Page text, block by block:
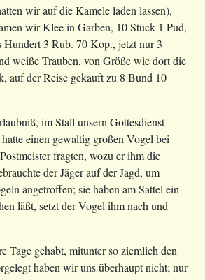
wir auf die Kamele laden lassen),
wir Klee in Garben, 10 Stück 1 Pud,
Hundert 3 Rub. 70 Kop., jetzt nur 3
weiße Trauben, von Größe wie dort die
auf der Reise gekauft zu 8 Bund 10
im Stall unsern Gottesdienst
einen gewaltig großen Vogel bei
fragten, wozu er ihm die
der Jäger auf der Jagd, um
angetroffen; sie haben am Sattel ein
läßt, setzt der Vogel ihm nach und
Tage gehabt, mitunter so ziemlich den
haben wir uns überhaupt nicht; nur